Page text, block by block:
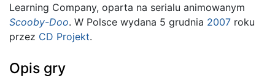
Learning Company, oparta na serialu animowanym
Scooby-Doo. W Polsce wydana 5 grudnia 2007 roku
przez CD Projekt.
Opis gry